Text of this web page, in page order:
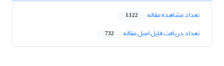
تعداد مشاهده مقاله 1,122
تعداد دریافت فایل اصل مقاله 732